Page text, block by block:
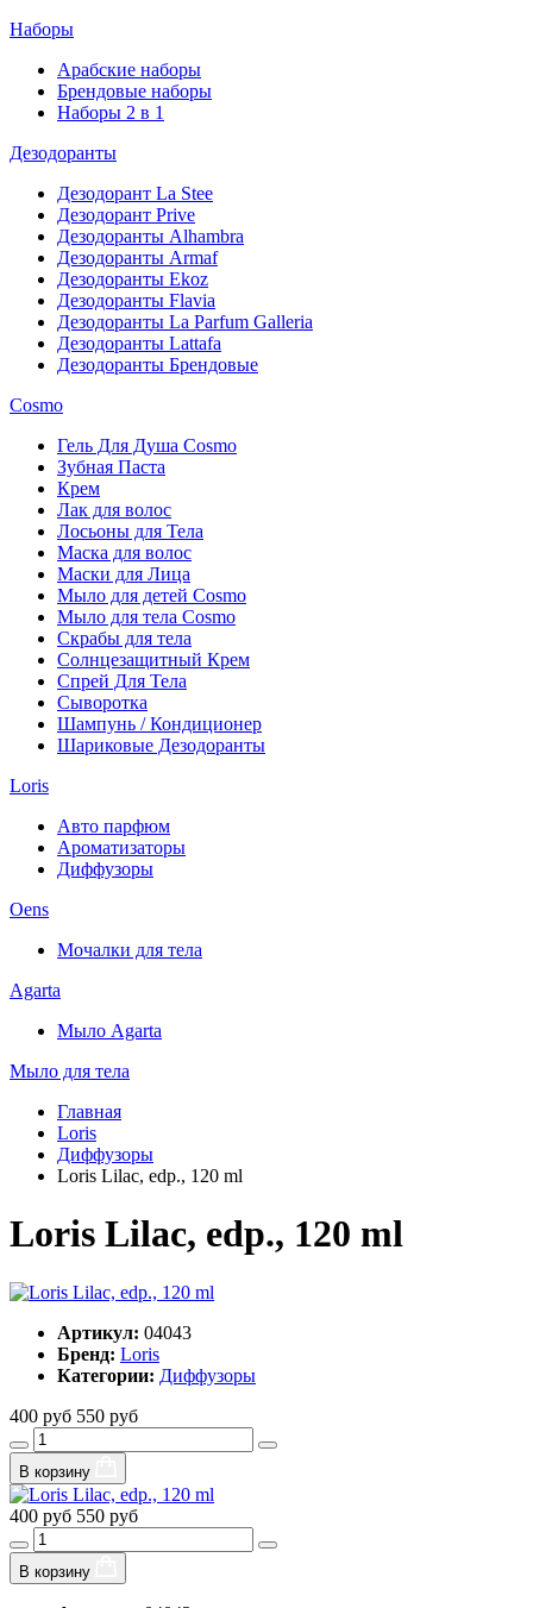
Наборы
Арабские наборы
Брендовые наборы
Наборы 2 в 1
Дезодоранты
Дезодорант La Stee
Дезодорант Prive
Дезодоранты Alhambra
Дезодоранты Armaf
Дезодоранты Ekoz
Дезодоранты Flavia
Дезодоранты La Parfum Galleria
Дезодоранты Lattafa
Дезодоранты Брендовые
Cosmo
Гель Для Душа Cosmo
Зубная Паста
Крем
Лак для волос
Лосьоны для Тела
Маска для волос
Маски для Лица
Мыло для детей Cosmo
Мыло для тела Cosmo
Скрабы для тела
Солнцезащитный Крем
Спрей Для Тела
Сыворотка
Шампунь / Кондиционер
Шариковые Дезодоранты
Loris
Авто парфюм
Ароматизаторы
Диффузоры
Oens
Мочалки для тела
Agarta
Мыло Agarta
Мыло для тела
Главная
Loris
Диффузоры
Loris Lilac, edp., 120 ml
Loris Lilac, edp., 120 ml
Артикул: 04043
Бренд: Loris
Категории: Диффузоры
400 руб 550 руб
В корзину
400 руб 550 руб
В корзину